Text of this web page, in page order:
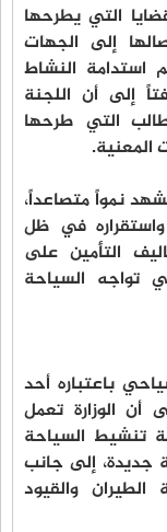
التي يطرحها
إلى الجهات
استدامة النشاط
إلى أن اللجنة
التي طرحها
المعنية.
نمواً متصاعداً،
في ظل
التأمين على
تواجه السياحة
باعتباره أحد
أن الوزارة تعمل
تنشيط السياحة
جديدة، إلى جانب
والقيود